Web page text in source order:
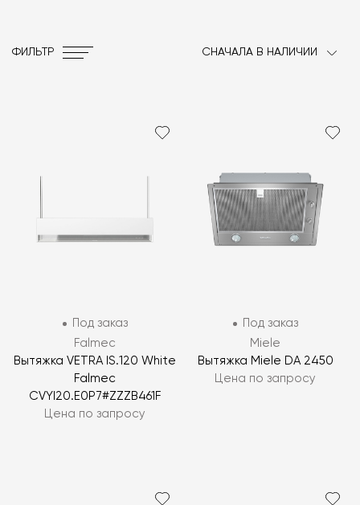
ФИЛЬТР СНАЧАЛА В НАЛИЧИИ
Под заказ
Falmec
Вытяжка VETRA IS.120 White
Falmec
CVYI20.E0P7#ZZZB461F
Цена по запросу
Под заказ
Miele
Вытяжка Miele DA 2450
Цена по запросу